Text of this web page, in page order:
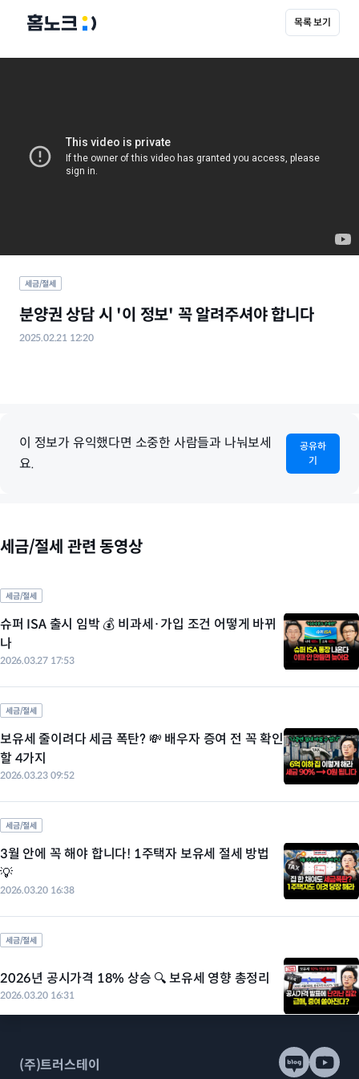
목록 보기
세금/절세
분양권 상담 시 '이 정보' 꼭 알려주셔야 합니다
2025.02.21 12:20
이 정보가 유익했다면 소중한 사람들과 나눠보세
요.
공유하
기
세금/절세 관련 동영상
세금/절세
슈퍼 ISA 출시 임박 💰 비과세·가입 조건 어떻게 바뀌
나
2026.03.27 17:53
세금/절세
보유세 줄이려다 세금 폭탄? 💸 배우자 증여 전 꼭 확인
할 4가지
2026.03.23 09:52
세금/절세
3월 안에 꼭 해야 합니다! 1주택자 보유세 절세 방법
💡
2026.03.20 16:38
세금/절세
2026년 공시가격 18% 상승 🔍 보유세 영향 총정리
2026.03.20 16:31
(주)트러스테이